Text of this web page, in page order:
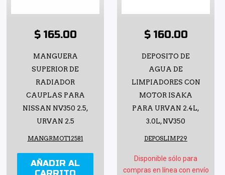
$ 165.00
MANGUERA
SUPERIOR DE
RADIADOR
CAUPLAS PARA
NISSAN NV350 2.5,
URVAN 2.5
MANGRMOT12581
AÑADIR AL
$ 160.00
DEPOSITO DE
AGUA DE
LIMPIADORES CON
MOTOR ISAKA
PARA URVAN 2.4L,
3.0L, NV350
DEPOSLIMP29
Disponible sólo para
compras en línea con envío